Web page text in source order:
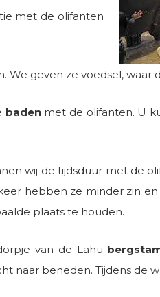
met de olifanten
geven ze voedsel, waar
badenmet de olifanten. U
wij de tijdsduur met de
hebben ze minder zin
plaats te houden.
van de Lahu
naar beneden. Tijdens de